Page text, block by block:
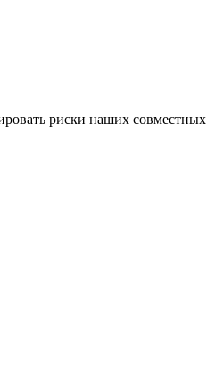
риски наших совместных